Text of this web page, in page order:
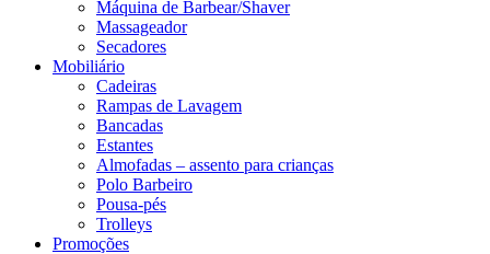
Máquina de Barbear/Shaver
Massageador
Secadores
Mobiliário
Cadeiras
Rampas de Lavagem
Bancadas
Estantes
Almofadas – assento para crianças
Polo Barbeiro
Pousa-pés
Trolleys
Promoções